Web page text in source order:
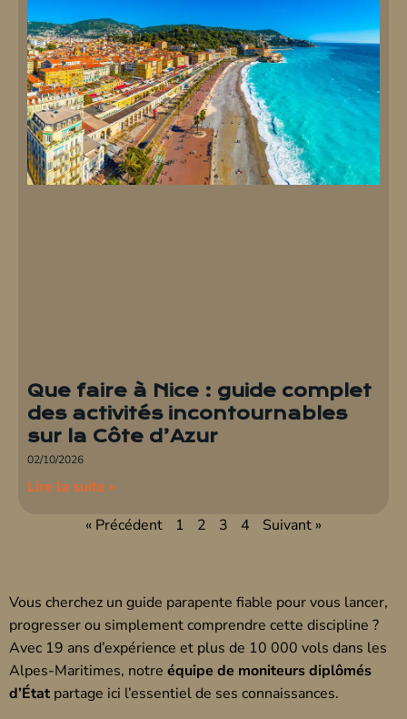
Que faire à Nice : guide complet
des activités incontournables
sur la Côte d’Azur
02/10/2026
Lire la suite »
« Précédent
1 2 3 4 Suivant »
Vous cherchez un guide parapente fiable pour vous lancer,
progresser ou simplement comprendre cette discipline ?
Avec 19 ans d’expérience et plus de 10 000 vols dans les
Alpes-Maritimes, notre équipe de moniteurs diplômés
d’État partage ici l’essentiel de ses connaissances.